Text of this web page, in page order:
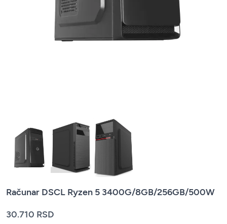
Računar DSCL Ryzen 5 3400G/8GB/256GB/500W
30.710 RSD